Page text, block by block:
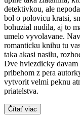
detektivkou, ale
bol o polovicu kratsi,
bohuzial nudila, aj to
umelo vyvolavane.
romanticku knihu tu
taka akasi nasilu,
Dve hviezdicky
pribehom z pera
vytvorit velmi peknu
priatelstva.
Čítať viac